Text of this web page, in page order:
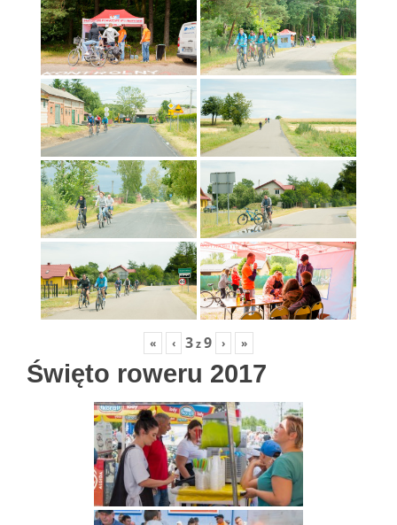
« ‹ 3z9 › »
Święto roweru 2017